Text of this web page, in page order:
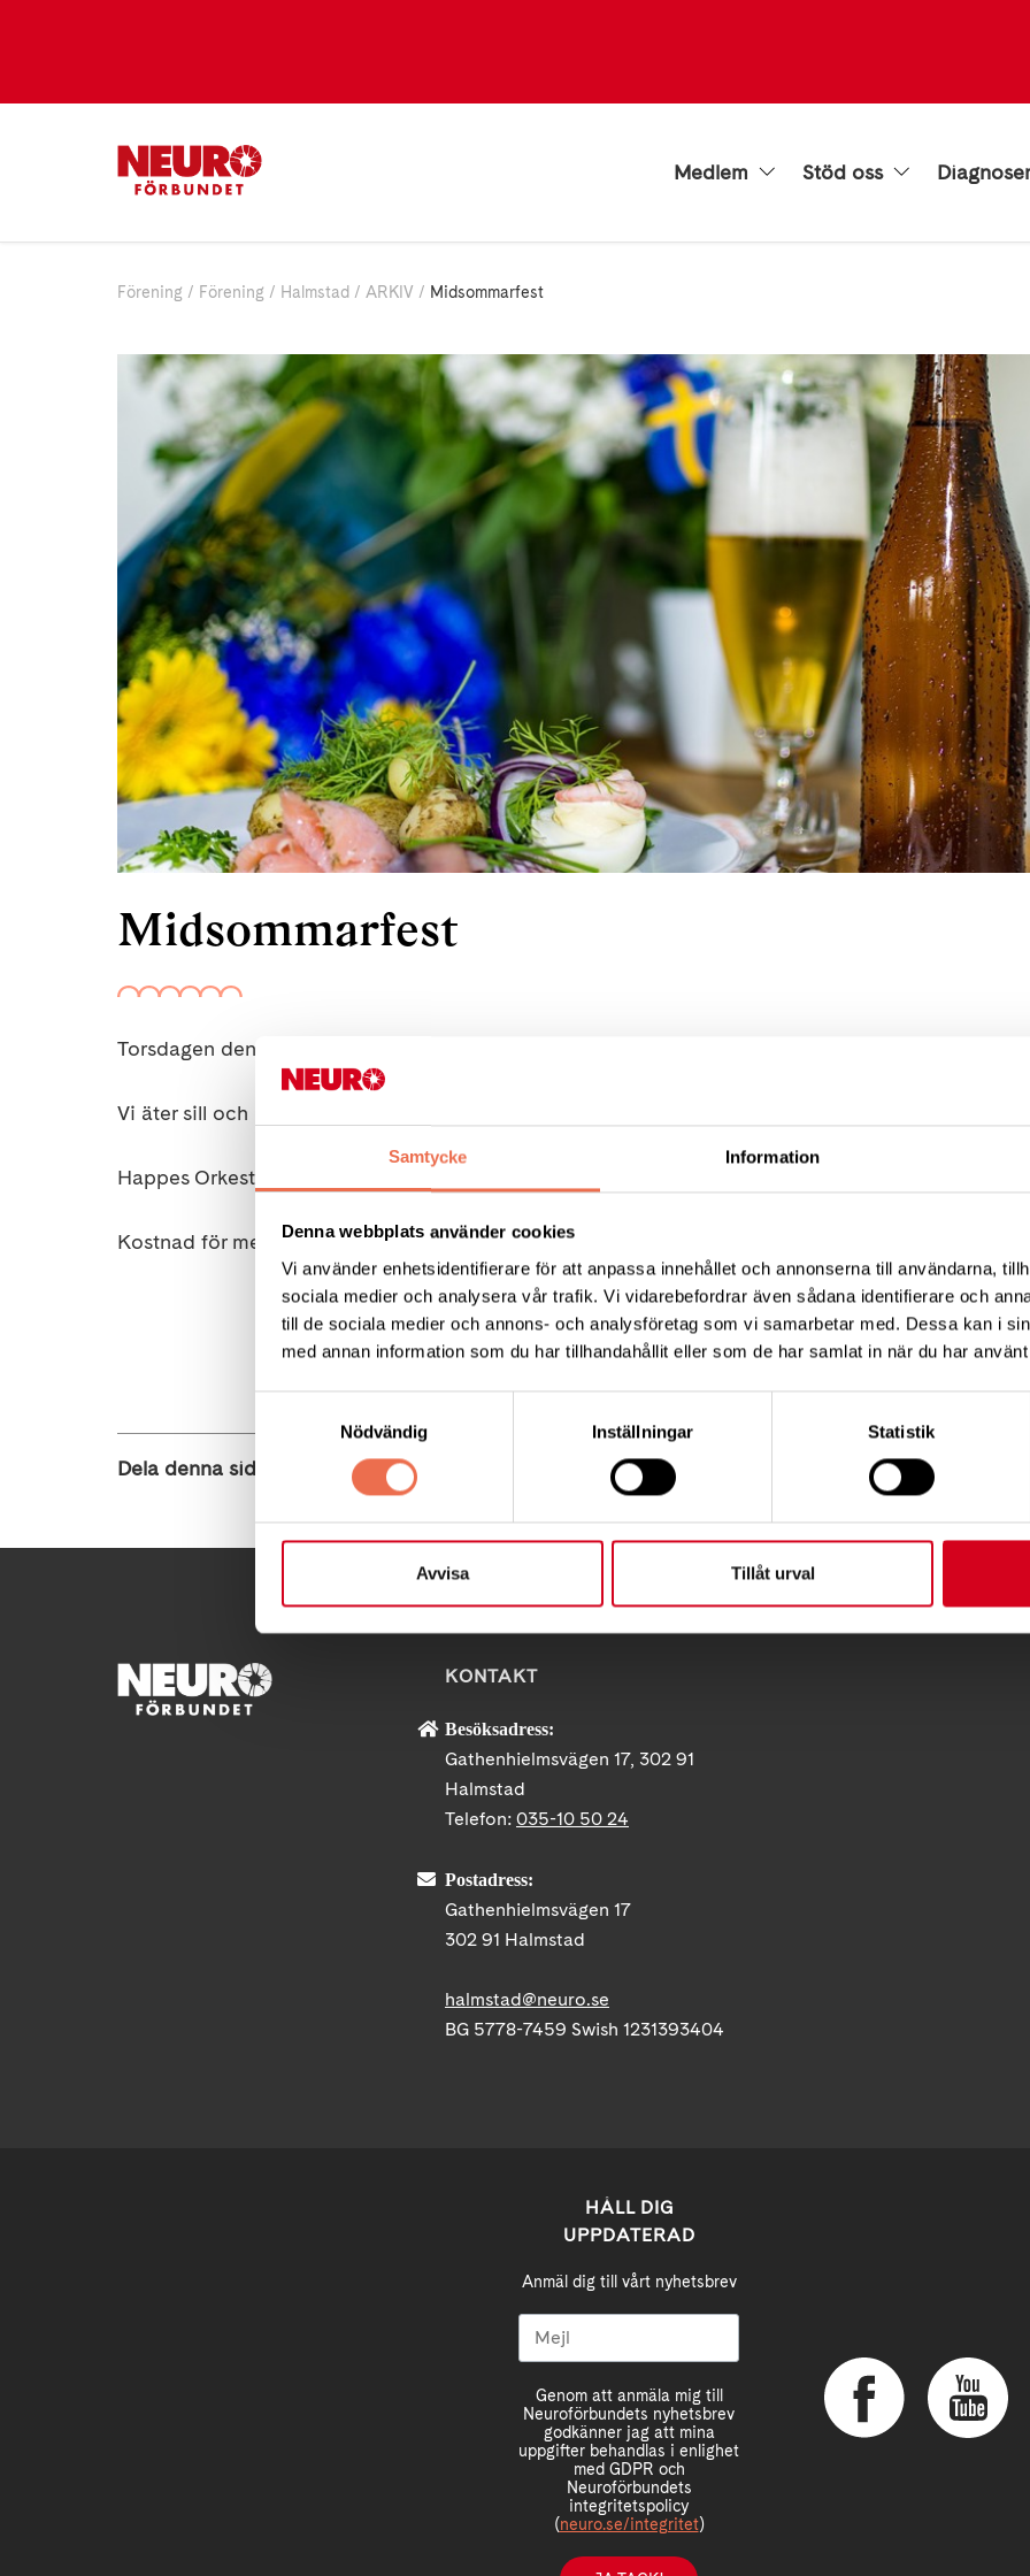
Samtycke Information
Denna webbplats använder cookies
Vi använder enhetsidentifierare för att anpassa innehållet och annonserna till användarna,
sociala medier och analysera vår trafik. Vi vidarebefordrar även sådana identifierare och
till de sociala medier och annons- och analysföretag som vi samarbetar med. Dessa kan i
med annan information som du har tillhandahållit eller som de har samlat in när du har
Nödvändig
Inställningar Statistik
Avvisa Tillåt urval
Medlem Stöd oss
Förening Förening Halmstad ARKIV Midsommarfest
Midsommarfest
Torsdagen den 18 juni kl 17.30 blir det midsommarfest på Villa Pollux.
Vi äter sill och nypotatis och dricker kaffe och tårta.
Happes Orkester underhåller.
Kostnad för medlem 100 kronor och 150 för övriga.
HJÄRTLIGT VÄLKOMNA!
Dela denna sida: Tipsa
KONTAKT
Besöksadress:
Gathenhielmsvägen 17, 302 91
Halmstad
Telefon: 035-10 50 24
Postadress:
Gathenhielmsvägen 17
302 91 Halmstad
halmstad@neuro.se
BG 5778-7459 Swish 1231393404
HÅLL DIG
UPPDATERAD
Anmäl dig till vårt nyhetsbrev
Genom att anmäla mig till
Neuroförbundets nyhetsbrev
godkänner jag att mina
uppgifter behandlas i enlighet
med GDPR och
Neuroförbundets
integritetspolicy
(neuro.se/integritet)